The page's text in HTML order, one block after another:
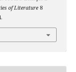
of Literature8